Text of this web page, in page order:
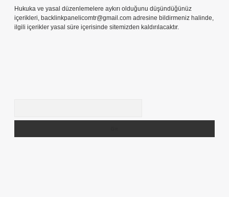
Hukuka ve yasal düzenlemelere aykırı olduğunu düşündüğünüz
içerikleri, backlinkpanelicomtr@gmail.com adresine bildirmeniz halinde,
ilgili içerikler yasal süre içerisinde sitemizden kaldırılacaktır.